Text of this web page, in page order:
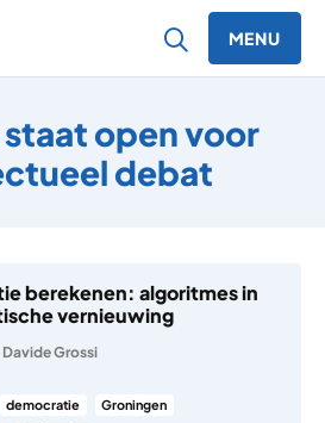
MENU
staat open voor
debat
berekenen: algoritmes in
vernieuwing
Davide Grossi
democratie
Groningen